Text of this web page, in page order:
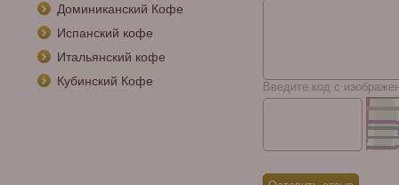
Доминиканский Кофе
Испанский кофе
Итальянский кофе
Кубинский Кофе
Введите код с